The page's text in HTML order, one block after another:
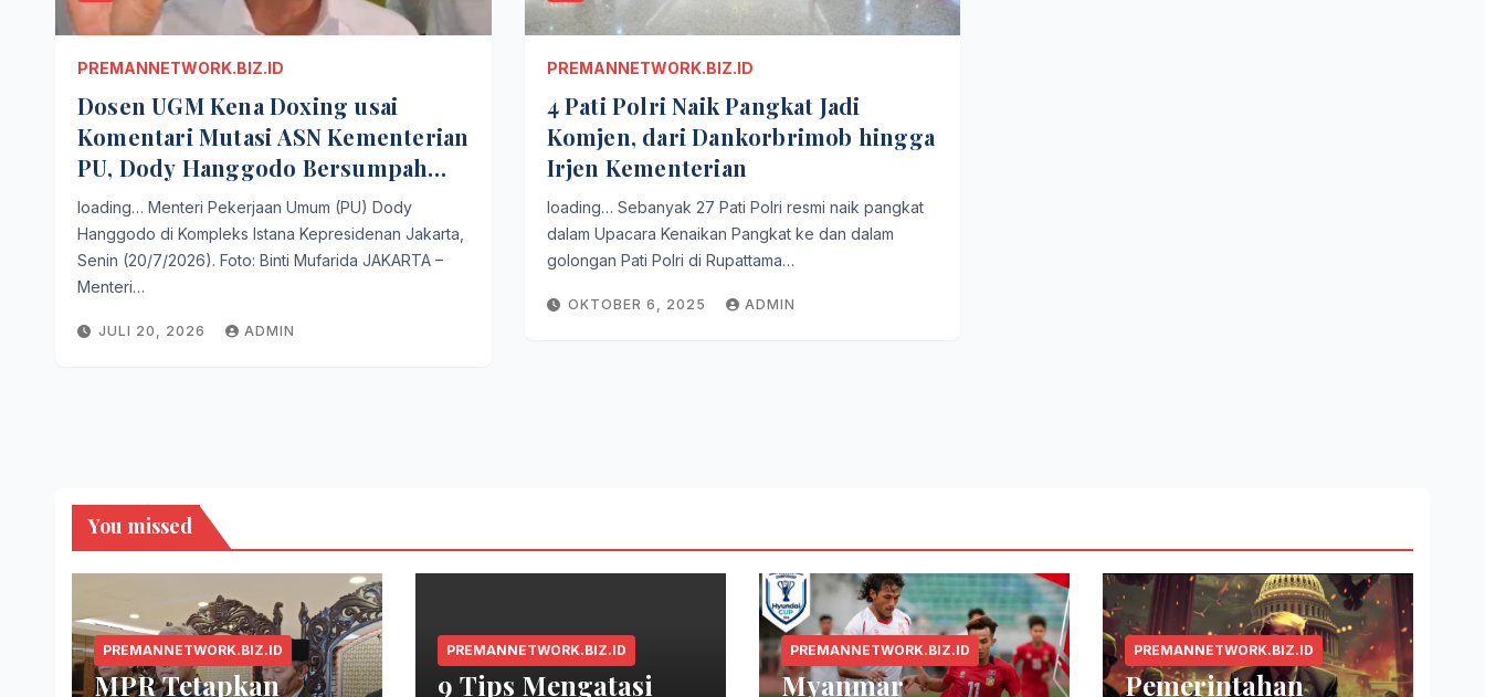
PREMANNETWORK.BIZ.ID
Dosen UGM Kena Doxing usai
Komentari Mutasi ASN Kementerian
PU, Dody Hanggodo Bersumpah
Tak Tahu
loading… Menteri Pekerjaan Umum (PU) Dody
Hanggodo di Kompleks Istana Kepresidenan Jakarta,
Senin (20/7/2026). Foto: Binti Mufarida JAKARTA –
Menteri…
JULI 20, 2026 ADMIN
PREMANNETWORK.BIZ.ID
4 Pati Polri Naik Pangkat Jadi
Komjen, dari Dankorbrimob hingga
Irjen Kementerian
loading… Sebanyak 27 Pati Polri resmi naik pangkat
dalam Upacara Kenaikan Pangkat ke dan dalam
golongan Pati Polri di Rupattama…
OKTOBER 6, 2025 ADMIN
You missed
PREMANNETWORK.BIZ.ID
MPR Tetapkan
PREMANNETWORK.BIZ.ID
9 Tips Mengatasi
PREMANNETWORK.BIZ.ID
Myanmar
PREMANNETWORK.BIZ.ID
Pemerintahan